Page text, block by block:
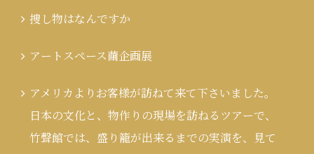
捜し物はなんですか
アートスペース繭企画展
アメリカよりお客様が訪ねて来て下さいました。
日本の文化と、物作りの現場を訪ねるツアーで、
竹聲館では、盛り籠が出来るまでの実演を、見て